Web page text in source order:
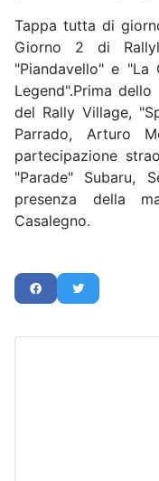
Tappa tutta di
Giorno 2 di
"Piandavello" e "La
Legend".Prima
del Rally Village,
Parrado, Arturo
partecipazione
"Parade" Subaru,
presenza della
Casalegno.